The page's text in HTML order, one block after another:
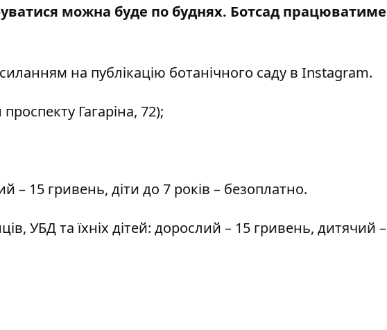
можна буде по буднях. Ботсад працюватиме
на публікацію ботанічного саду в Instagram.
Гагаріна, 72);
– 15 гривень, діти до 7 років – безоплатно.
УБД та їхніх дітей: дорослий – 15 гривень, дитячий –